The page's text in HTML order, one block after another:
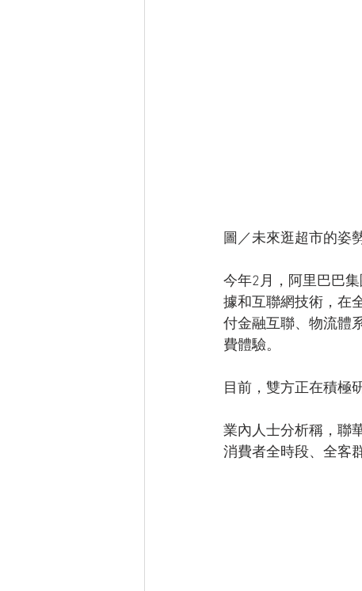
圖／未來逛超市的姿
今年2月，阿里巴巴
據和互聯網技術，在
付金融互聯、物流體
費體驗。
目前，雙方正在積極
業內人士分析稱，聯
消費者全時段、全客